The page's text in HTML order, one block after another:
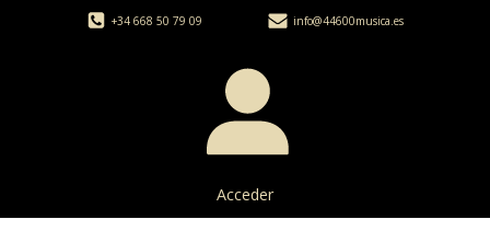
+34 668 50 79 09 info@44600musica.es
Acceder